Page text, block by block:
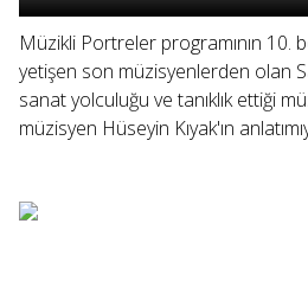
Müzikli Portreler programının 10.
yetişen son müzisyenlerden olan
sanat yolculuğu ve tanıklık ettiği
müzisyen Hüseyin Kıyak'ın